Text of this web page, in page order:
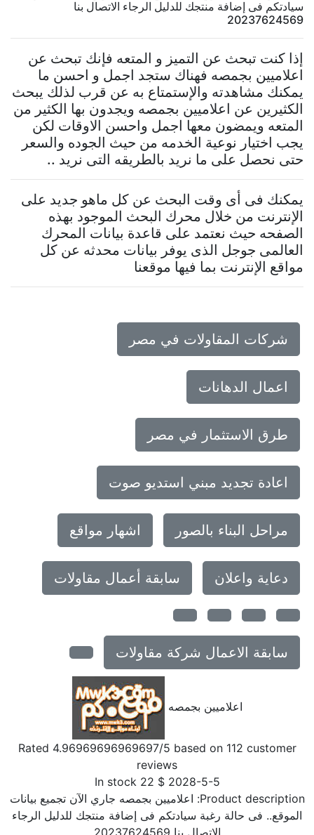
سيادتكم فى إضافة منتجك للدليل الرجاء الاتصال بنا
20237624569
إذا كنت تبحث عن التميز و المتعه فإنك تبحث عن
اعلاميين بجمصه فهناك ستجد اجمل و احسن ما
يمكنك مشاهدته والإستمتاع به عن قرب لذلك يبحث
الكثيرين عن اعلاميين بجمصه ويجدون بها الكثير من
المتعه ويمضون معها اجمل واحسن الاوقات لكن
يجب اختيار نوعية الخدمه من حيث الجوده والسعر
حتى نحصل على ما نريد بالطريقه التى نريد ..
يمكنك فى أى وقت البحث عن كل ماهو جديد على
الإنترنت من خلال محرك البحث الموجود بهذه
الصفحه حيث نعتمد على قاعدة بيانات المحرك
العالمى جوجل الذى يوفر بيانات محدثه عن كل
مواقع الإنترنت بما فيها موقعنا
شركات المقاولات في مصر
اعمال الدهانات
طرق الاستثمار في مصر
اعادة تجديد مبني استديو صوت
مراحل البناء بالصور اشهار مواقع
دعاية واعلان سابقة أعمال مقاولات
سابقة الاعمال شركة مقاولات
اعلاميين بجمصه
Rated4.96969696969697/5 based on112customer
reviews
2028-5-5
$
22
In stock
Product اعلاميين بجمصه جاري الآن تجميع بيانات
الموقع.. فى حالة رغبة سيادتكم فى إضافة منتجك للدليل الرجاء
الاتصال بنا 20237624569